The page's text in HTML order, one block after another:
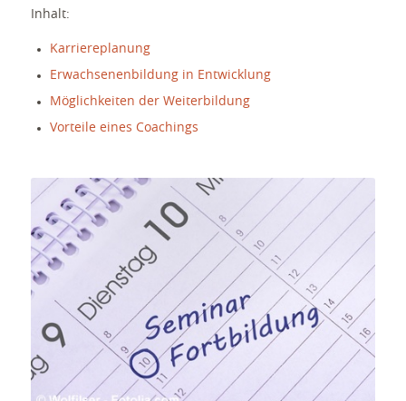
Inhalt:
Karriereplanung
Erwachsenenbildung in Entwicklung
Möglichkeiten der Weiterbildung
Vorteile eines Coachings